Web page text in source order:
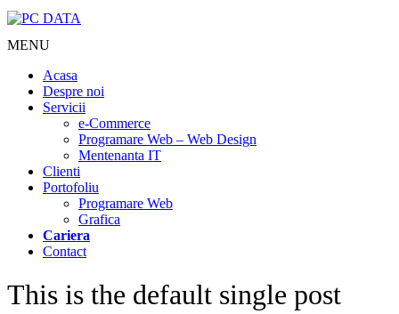
MENU
Acasa
Despre noi
Servicii
e-Commerce
Programare Web – Web Design
Mentenanta IT
Clienti
Portofoliu
Programare Web
Grafica
Cariera
Contact
This is the default single post